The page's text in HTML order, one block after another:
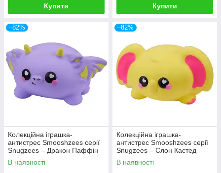
Купити Купити
–82%
Колекційна іграшка-
антистрес Smooshzees серії
Snugzees – Дракон Паффін
08234
В наявності
–82%
Колекційна іграшка-
антистрес Smooshzees серії
Snugzees – Слон Кастед
08237
В наявності